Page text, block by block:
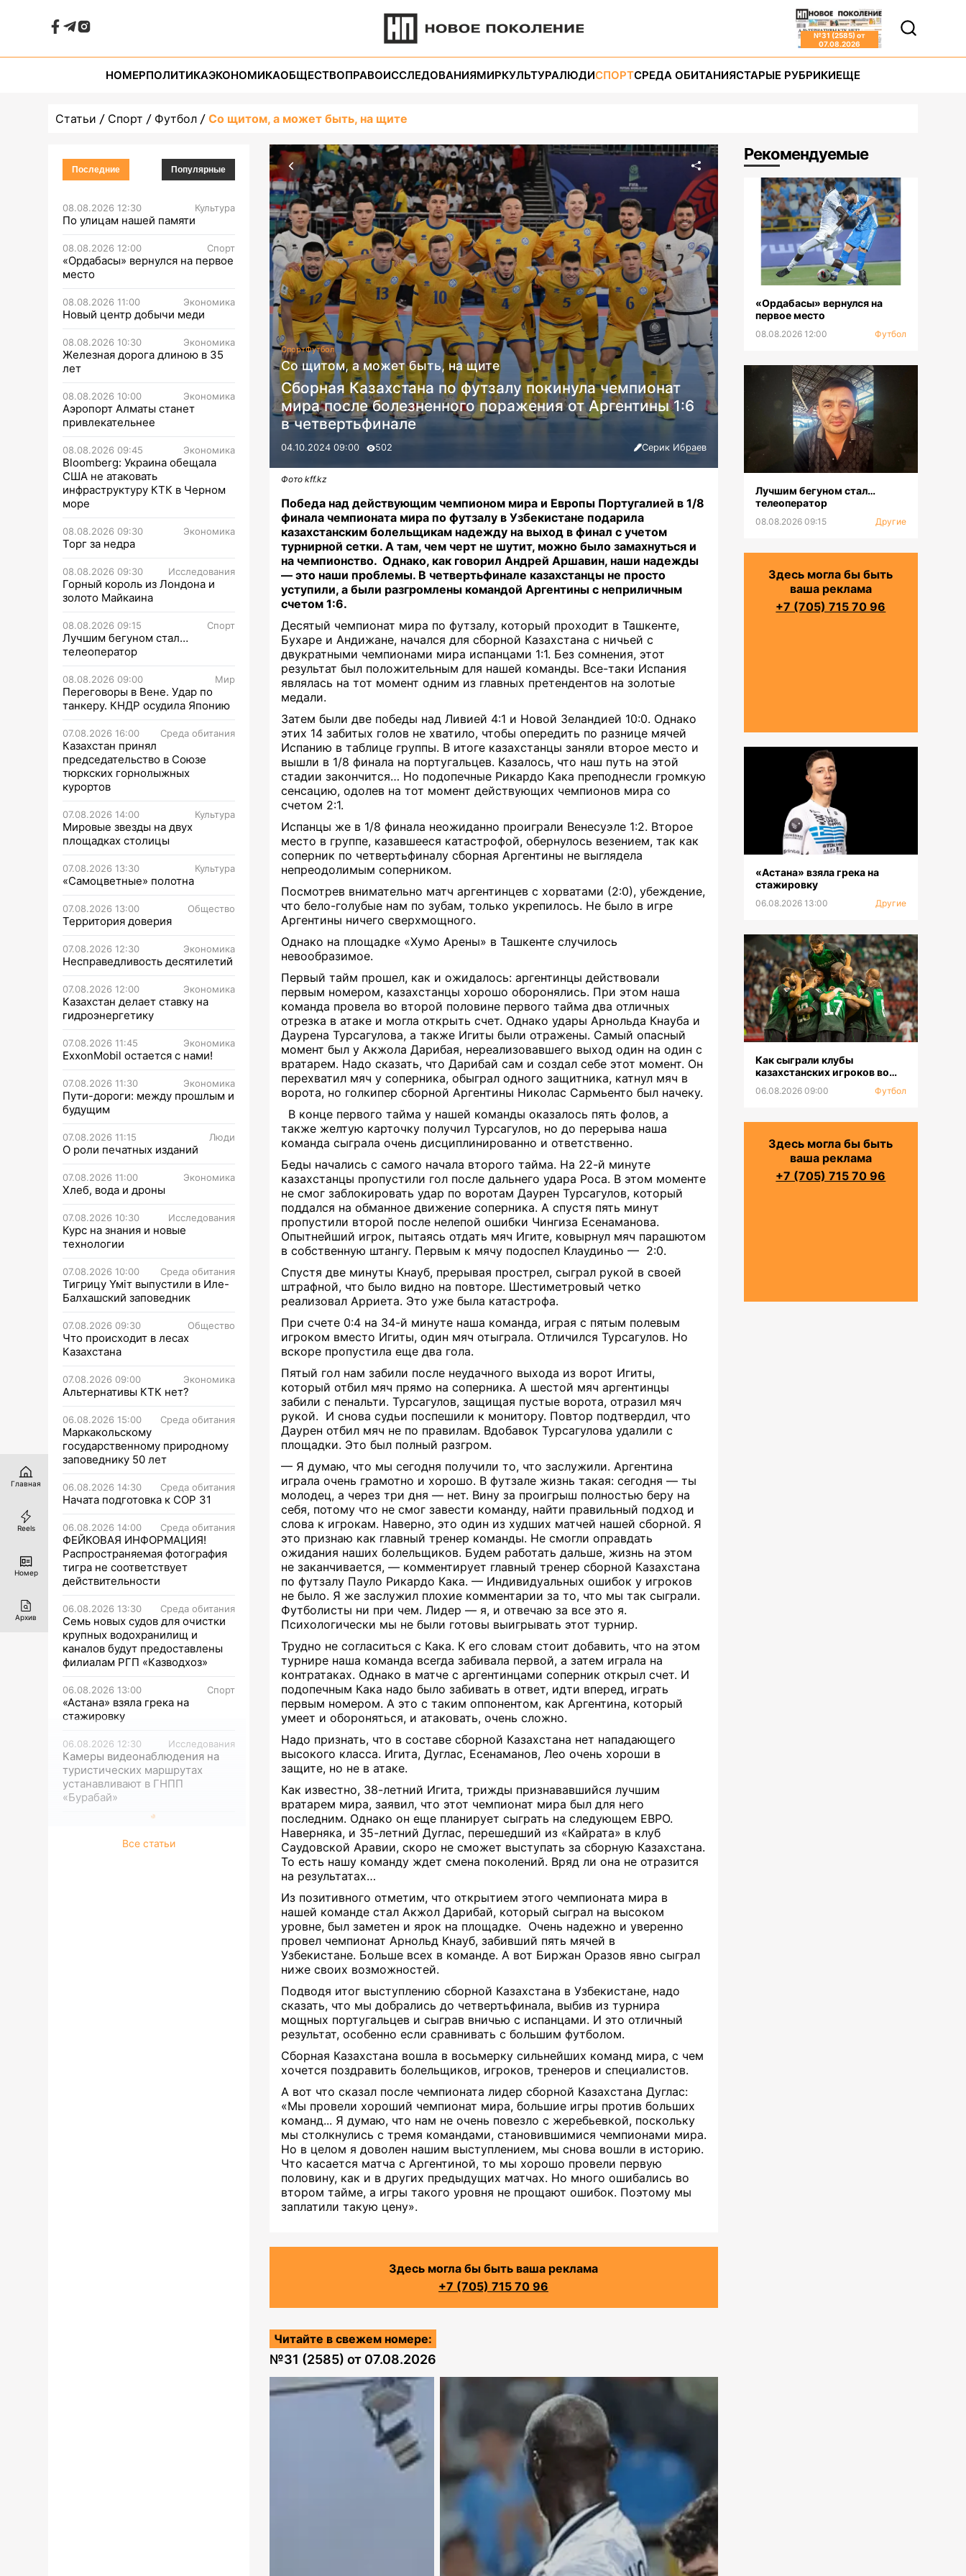
№31 (2585) от
07.08.2026
НОМЕРПОЛИТИКАЭКОНОМИКАОБЩЕСТВОПРАВОИССЛЕДОВАНИЯМИРКУЛЬТУРАЛЮДИСПОРТСРЕДА ОБИТАНИЯСТАРЫЕ РУБРИКИЕЩЕ
Статьи Спорт Футбол Со щитом, а может быть, на щите
Последние Популярные
08.08.2026 12:30 Культура
По улицам нашей памяти
08.08.2026 12:00 Спорт
«Ордабасы» вернулся на первое
место
08.08.2026 11:00 Экономика
Новый центр добычи меди
08.08.2026 10:30 Экономика
Железная дорога длиною в 35
лет
08.08.2026 10:00 Экономика
Аэропорт Алматы станет
привлекательнее
08.08.2026 09:45 Экономика
Bloomberg: Украина обещала
США не атаковать
инфраструктуру КТК в Черном
море
08.08.2026 09:30 Экономика
Торг за недра
08.08.2026 09:30 Исследования
Горный король из Лондона и
золото Майкаина
08.08.2026 09:15 Спорт
Лучшим бегуном стал…
телеоператор
08.08.2026 09:00 Мир
Переговоры в Вене. Удар по
танкеру. КНДР осудила Японию
07.08.2026 16:00 Среда обитания
Казахстан принял
председательство в Союзе
тюркских горнолыжных
курортов
07.08.2026 14:00 Культура
Мировые звезды на двух
площадках столицы
07.08.2026 13:30 Культура
«Самоцветные» полотна
07.08.2026 13:00 Общество
Территория доверия
07.08.2026 12:30 Экономика
Несправедливость десятилетий
07.08.2026 12:00 Экономика
Казахстан делает ставку на
гидроэнергетику
07.08.2026 11:45 Экономика
ExxonMobil остается с нами!
07.08.2026 11:30 Экономика
Пути-дороги: между прошлым и
будущим
07.08.2026 11:15 Люди
О роли печатных изданий
07.08.2026 11:00 Экономика
Хлеб, вода и дроны
07.08.2026 10:30 Исследования
Курс на знания и новые
технологии
07.08.2026 10:00 Среда обитания
Тигрицу Үміт выпустили в Иле-
Балхашский заповедник
07.08.2026 09:30 Общество
Что происходит в лесах
Казахстана
07.08.2026 09:00 Экономика
Альтернативы КТК нет?
06.08.2026 15:00 Среда обитания
Маркакольскому
государственному природному
заповеднику 50 лет
06.08.2026 14:30 Среда обитания
Начата подготовка к СОР 31
06.08.2026 14:00 Среда обитания
ФЕЙКОВАЯ ИНФОРМАЦИЯ!
Распространяемая фотография
тигра не соответствует
действительности
06.08.2026 13:30 Среда обитания
Семь новых судов для очистки
крупных водохранилищ и
каналов будут предоставлены
филиалам РГП «Казводхоз»
06.08.2026 13:00 Спорт
«Астана» взяла грека на
стажировку
06.08.2026 12:30 Исследования
Камеры видеонаблюдения на
туристических маршрутах
устанавливают в ГНПП
«Бурабай»
Все статьи
СпортФутбол
Со щитом, а может быть, на щите
Сборная Казахстана по футзалу покинула чемпионат
мира после болезненного поражения от Аргентины 1:6
в четвертьфинале
04.10.2024 09:00 502 Серик Ибраев
Фото kff.kz
Победа над действующим чемпионом мира и Европы Португалией в 1/8
финала чемпионата мира по футзалу в Узбекистане подарила
казахстанским болельщикам надежду на выход в финал с учетом
турнирной сетки. А там, чем черт не шутит, можно было замахнуться и
на чемпионство. Однако, как говорил Андрей Аршавин, наши надежды
— это наши проблемы. В четвертьфинале казахстанцы не просто
уступили, а были разгромлены командой Аргентины с неприличным
счетом 1:6.
Десятый чемпионат мира по футзалу, который проходит в Ташкенте,
Бухаре и Андижане, начался для сборной Казахстана с ничьей с
двукратными чемпионами мира испанцами 1:1. Без сомнения, этот
результат был положительным для нашей команды. Все-таки Испания
являлась на тот момент одним из главных претендентов на золотые
медали.
Затем были две победы над Ливией 4:1 и Новой Зеландией 10:0. Однако
этих 14 забитых голов не хватило, чтобы опередить по разнице мячей
Испанию в таблице группы. В итоге казахстанцы заняли второе место и
вышли в 1/8 финала на португальцев. Казалось, что наш путь на этой
стадии закончится… Но подопечные Рикардо Кака преподнесли громкую
сенсацию, одолев на тот момент действующих чемпионов мира со
счетом 2:1.
Испанцы же в 1/8 финала неожиданно проиграли Венесуэле 1:2. Второе
место в группе, казавшееся катастрофой, обернулось везением, так как
соперник по четвертьфиналу сборная Аргентины не выглядела
непреодолимым соперником.
Посмотрев внимательно матч аргентинцев с хорватами (2:0), убеждение,
что бело-голубые нам по зубам, только укрепилось. Не было в игре
Аргентины ничего сверхмощного.
Однако на площадке «Хумо Арены» в Ташкенте случилось
невообразимое.
Первый тайм прошел, как и ожидалось: аргентинцы действовали
первым номером, казахстанцы хорошо оборонялись. При этом наша
команда провела во второй половине первого тайма два отличных
отрезка в атаке и могла открыть счет. Однако удары Арнольда Кнауба и
Даурена Турсагулова, а также Игиты были отражены. Самый опасный
момент был у Акжола Дарибая, нереализовавшего выход один на один с
вратарем. Надо сказать, что Дарибай сам и создал себе этот момент. Он
перехватил мяч у соперника, обыграл одного защитника, катнул мяч в
ворота, но голкипер сборной Аргентины Николас Сармьенто был начеку.
В конце первого тайма у нашей команды оказалось пять фолов, а
также желтую карточку получил Турсагулов, но до перерыва наша
команда сыграла очень дисциплинированно и ответственно.
Беды начались с самого начала второго тайма. На 22-й минуте
казахстанцы пропустили гол после дальнего удара Роса. В этом моменте
не смог заблокировать удар по воротам Даурен Турсагулов, который
поддался на обманное движение соперника. А спустя пять минут
пропустили второй после нелепой ошибки Чингиза Есенаманова.
Опытнейший игрок, пытаясь отдать мяч Игите, ковырнул мяч парашютом
в собственную штангу. Первым к мячу подоспел Клаудиньо — 2:0.
Спустя две минуты Кнауб, прерывая прострел, сыграл рукой в своей
штрафной, что было видно на повторе. Шестиметровый четко
реализовал Арриета. Это уже была катастрофа.
При счете 0:4 на 34-й минуте наша команда, играя с пятым полевым
игроком вместо Игиты, один мяч отыграла. Отличился Турсагулов. Но
вскоре пропустила еще два гола.
Пятый гол нам забили после неудачного выхода из ворот Игиты,
который отбил мяч прямо на соперника. А шестой мяч аргентинцы
забили с пенальти. Турсагулов, защищая пустые ворота, отразил мяч
рукой. И снова судьи поспешили к монитору. Повтор подтвердил, что
Даурен отбил мяч не по правилам. Вдобавок Турсагулова удалили с
площадки. Это был полный разгром.
— Я думаю, что мы сегодня получили то, что заслужили. Аргентина
играла очень грамотно и хорошо. В футзале жизнь такая: сегодня — ты
молодец, а через три дня — нет. Вину за проигрыш полностью беру на
себя, потому что не смог завести команду, найти правильный подход и
слова к игрокам. Наверно, это один из худших матчей нашей сборной. Я
это признаю как главный тренер команды. Не смогли оправдать
ожидания наших болельщиков. Будем работать дальше, жизнь на этом
не заканчивается, — комментирует главный тренер сборной Казахстана
по футзалу Пауло Рикардо Кака. — Индивидуальных ошибок у игроков
не было. Я же заслужил плохие комментарии за то, что мы так сыграли.
Футболисты ни при чем. Лидер — я, и отвечаю за все это я.
Психологически мы не были готовы выигрывать этот турнир.
Трудно не согласиться с Кака. К его словам стоит добавить, что на этом
турнире наша команда всегда забивала первой, а затем играла на
контратаках. Однако в матче с аргентинцами соперник открыл счет. И
подопечным Кака надо было забивать в ответ, идти вперед, играть
первым номером. А это с таким оппонентом, как Аргентина, который
умеет и обороняться, и атаковать, очень сложно.
Надо признать, что в составе сборной Казахстана нет нападающего
высокого класса. Игита, Дуглас, Есенаманов, Лео очень хороши в
защите, но не в атаке.
Как известно, 38-летний Игита, трижды признававшийся лучшим
вратарем мира, заявил, что этот чемпионат мира был для него
последним. Однако он еще планирует сыграть на следующем ЕВРО.
Наверняка, и 35-летний Дуглас, перешедший из «Кайрата» в клуб
Саудовской Аравии, скоро не сможет выступать за сборную Казахстана.
То есть нашу команду ждет смена поколений. Вряд ли она не отразится
на результатах…
Из позитивного отметим, что открытием этого чемпионата мира в
нашей команде стал Акжол Дарибай, который сыграл на высоком
уровне, был заметен и ярок на площадке. Очень надежно и уверенно
провел чемпионат Арнольд Кнауб, забивший пять мячей в
Узбекистане. Больше всех в команде. А вот Биржан Оразов явно сыграл
ниже своих возможностей.
Подводя итог выступлению сборной Казахстана в Узбекистане, надо
сказать, что мы добрались до четвертьфинала, выбив из турнира
мощных португальцев и сыграв вничью с испанцами. И это отличный
результат, особенно если сравнивать с большим футболом.
Сборная Казахстана вошла в восьмерку сильнейших команд мира, с чем
хочется поздравить болельщиков, игроков, тренеров и специалистов.
А вот что сказал после чемпионата лидер сборной Казахстана Дуглас:
«Мы провели хороший чемпионат мира, большие игры против больших
команд... Я думаю, что нам не очень повезло с жеребьевкой, поскольку
мы столкнулись с тремя командами, становившимися чемпионами мира.
Но в целом я доволен нашим выступлением, мы снова вошли в историю.
Что касается матча с Аргентиной, то мы хорошо провели первую
половину, как и в других предыдущих матчах. Но много ошибались во
втором тайме, а игры такого уровня не прощают ошибок. Поэтому мы
заплатили такую цену».
Здесь могла бы быть ваша реклама
+7 (705) 715 70 96
Читайте в свежем номере:
№31 (2585) от 07.08.2026
Рекомендуемые
«Ордабасы» вернулся на
первое место
08.08.2026 12:00 Футбол
Лучшим бегуном стал…
телеоператор
08.08.2026 09:15 Другие
Здесь могла бы быть
ваша реклама
+7 (705) 715 70 96
«Астана» взяла грека на
стажировку
06.08.2026 13:00 Другие
Как сыграли клубы
казахстанских игроков во
06.08.2026 09:00 Футбол
Здесь могла бы быть
ваша реклама
+7 (705) 715 70 96
Главная
Reels
Номер
Архив